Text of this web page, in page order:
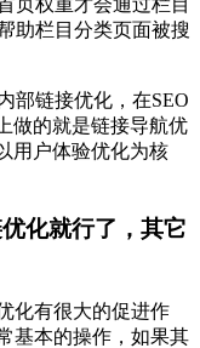
页权重才会通过栏目
助栏目分类页面被搜
部链接优化，在SEO
做的就是链接导航优
用户体验优化为核
化就行了，其它
化有很大的促进作
基本的操作，如果其